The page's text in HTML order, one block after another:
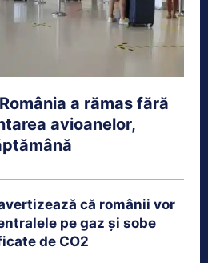
a rămas fără
avioanelor,
că românii vor
pe gaz și sobe
de CO2